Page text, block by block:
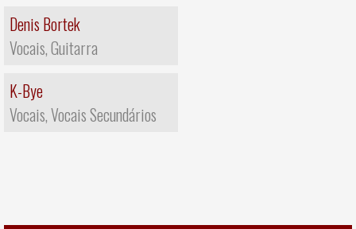
Denis Bortek
Vocais, Guitarra
K-Bye
Vocais, Vocais Secundários